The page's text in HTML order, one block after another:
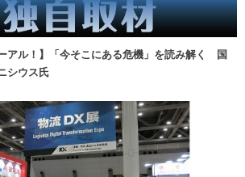
アル！】「今そこにある危機」を読み解く 国
シウス氏